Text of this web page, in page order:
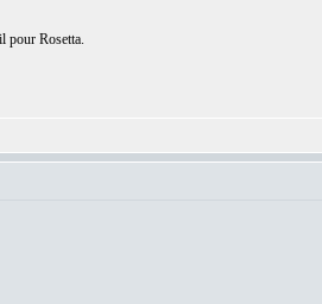
pour Rosetta.